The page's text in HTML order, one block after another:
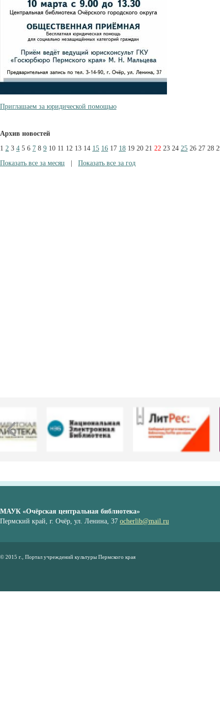
Приглашаем за юридической помощью
Архив новостей
1 2 3 4 5 6 7 8 9 10 11 12 13 14 15 16 17 18 19 20 21 22 23 24 25 26 27 28
Показать все за месяц
Показать все за год
МАУК «Очёрская центральная библиотека»
Пермский край, г. Очёр, ул. Ленина, 37 ocherlib@mail.ru
© 2015 г., Портал учреждений культуры Пермского края